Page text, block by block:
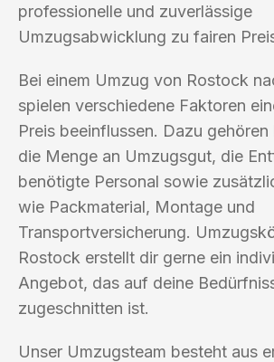
professionelle und zuverlässige
Umzugsabwicklung zu fairen
Bei einem Umzug von Rostock
spielen verschiedene Faktoren
Preis beeinflussen. Dazu
die Menge an Umzugsgut, die
benötigte Personal sowie
wie Packmaterial, Montage und
Transportversicherung.
Rostock erstellt dir gerne ein
Angebot, das auf deine
zugeschnitten ist.
Unser Umzugsteam besteht aus